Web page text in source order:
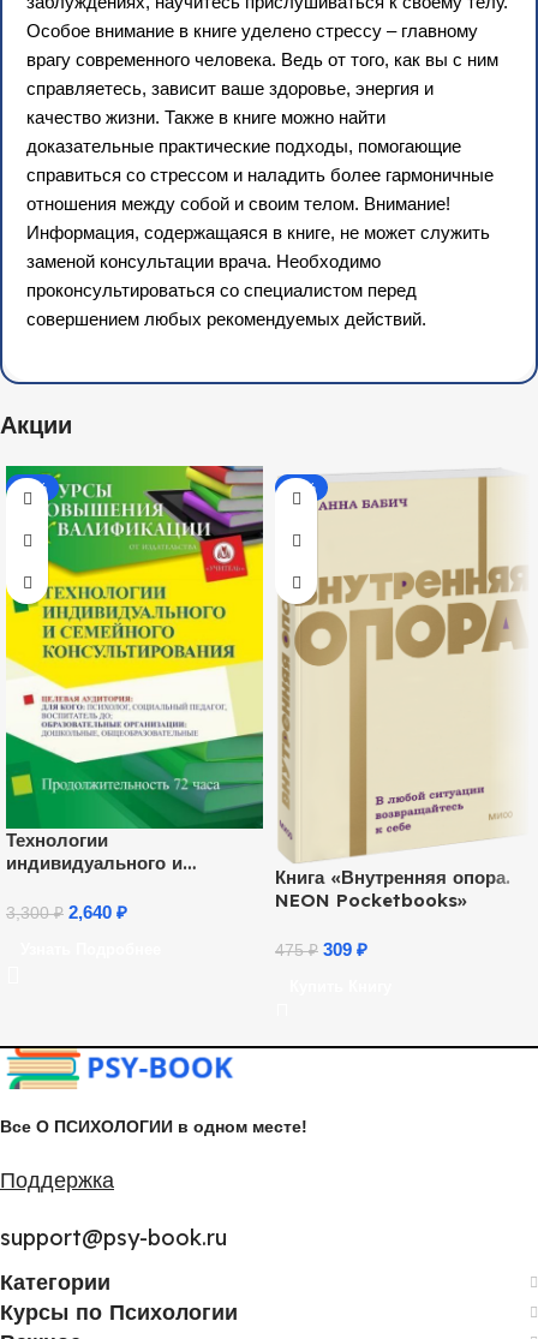
Особое внимание в книге уделено стрессу – главному
врагу современного человека. Ведь от того, как вы с ним
справляетесь, зависит ваше здоровье, энергия и
качество жизни. Также в книге можно найти
доказательные практические подходы, помогающие
справиться со стрессом и наладить более гармоничные
отношения между собой и своим телом. Внимание!
Информация, содержащаяся в книге, не может служить
заменой консультации врача. Необходимо
проконсультироваться со специалистом перед
совершением любых рекомендуемых действий.
Акции
-20%
Технологии
индивидуального и
консультирования (72 ч.)
3,300₽ 2,640 ₽
-35%
Книга «Внутренняя опора.
NEON Pocketbooks»
475₽ 309 ₽
Все О ПСИХОЛОГИИ в одном месте!
Поддержка
support@psy-book.ru
Категории
Курсы по Психологии